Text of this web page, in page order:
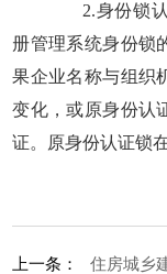
2.身份锁认
册管理系统身份锁
果企业名称与组织
变化，或原身份认
证。原身份认证锁
上一条：
住房城乡